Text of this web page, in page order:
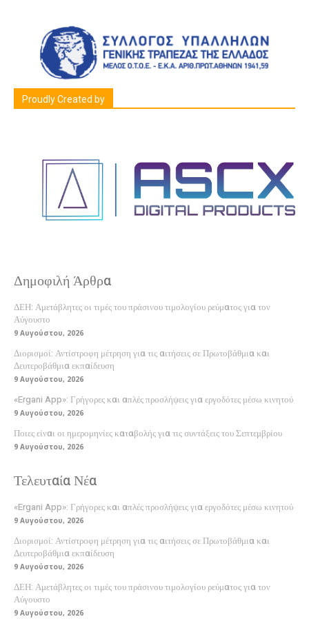
Proudly Created by
Δημοφιλή Άρθρα
ΔΕΗ: Αμετάβλητες οι τιμές του πράσινου τιμολογίου ρεύματος για τον
Αύγουστο
9 Αυγούστου, 2026
Διορισμοί: Αντίστροφη μέτρηση για τις αιτήσεις σε Πρωτοβάθμια και
Δευτεροβάθμια εκπαίδευση
9 Αυγούστου, 2026
«Ergani App»: Γρήγορες και απλές προσλήψεις για εργοδότες μέσω κινητού
9 Αυγούστου, 2026
Ποιες είναι οι ημερομηνίες καταβολής για τις συντάξεις του Σεπτεμβρίου
9 Αυγούστου, 2026
Τελευταία Νέα
«Ergani App»: Γρήγορες και απλές προσλήψεις για εργοδότες μέσω κινητού
9 Αυγούστου, 2026
Διορισμοί: Αντίστροφη μέτρηση για τις αιτήσεις σε Πρωτοβάθμια και
Δευτεροβάθμια εκπαίδευση
9 Αυγούστου, 2026
ΔΕΗ: Αμετάβλητες οι τιμές του πράσινου τιμολογίου ρεύματος για τον
Αύγουστο
9 Αυγούστου, 2026